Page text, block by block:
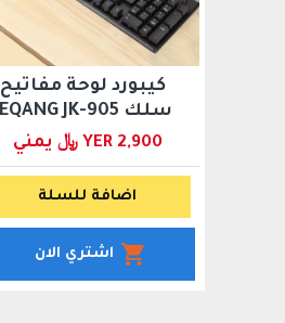
كيبورد لوحة مفاتيح
سلك JEQANG JK-905
YER 2,900 ﷼ يمني
اضافة للسلة
اشتري الان